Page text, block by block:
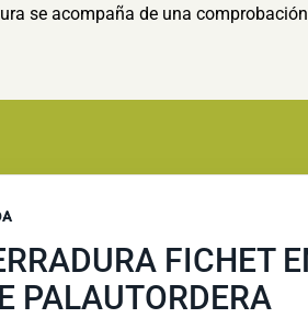
se acompaña de una
FICHET
PALAUTORDERA